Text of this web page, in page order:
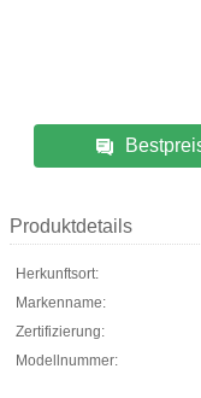
Produktdetails
Herkunftsort:
Markenname:
Zertifizierung:
Modellnummer: